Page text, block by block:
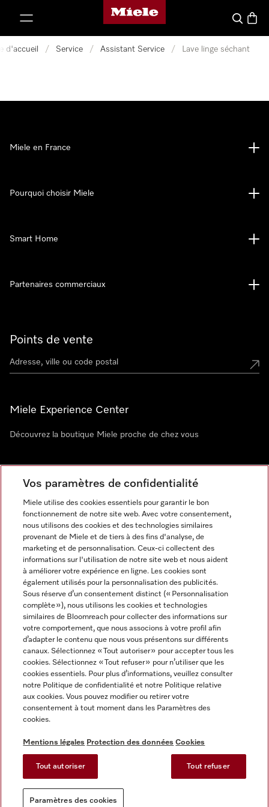
Page d'accueil Miele
Search
d'accueil / Service / Assistant Service / Lave linge séchant
Points de vente
Miele Experience Center
Découvrez la boutique Miele proche de chez vous
Newsletter
Miele en France
Pourquoi choisir Miele
Smart Home
Partenaires commerciaux
Mentions légales
CGV
Protection des données
Conditions d'utilisation
Reglement sur les services numeriques
Paramètres des cookies
Miele sur Instagram
Miele sur Facebook
Miele sur Youtube
Vos paramètres de confidentialité
Miele utilise des cookies essentiels pour garantir le bon
fonctionnement de notre site web. Avec votre consentement,
nous utilisons des cookies et des technologies similaires
provenant de Miele et de tiers à des fins d'analyse, de
marketing et de personnalisation. Ceux-ci collectent des
informations sur l'utilisation de notre site web et nous aident
à améliorer votre expérience en ligne. Les cookies sont
également utilisés pour la personnalisation des publicités.
Sous réserve d’un consentement distinct (« Personnalisation
complète »), nous utilisons les cookies et technologies
similaires de Bloomreach pour collecter des informations sur
votre comportement, que nous associons à votre profil afin
d’adapter le contenu que nous vous présentons sur différents
canaux. Sélectionnez « Tout autoriser » pour accepter tous les
cookies. Sélectionnez « Tout refuser » pour n’utiliser que les
cookies essentiels. Pour plus d’informations, veuillez consulter
notre Politique de confidentialité et notre Politique relative
aux cookies. Vous pouvez modifier ou retirer votre
consentement à tout moment dans les Paramètres des
cookies.
Mentions légales Protection des données Cookies
Tout autoriser Tout refuser
Paramètres des cookies